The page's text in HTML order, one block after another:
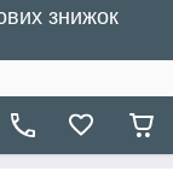
знижок